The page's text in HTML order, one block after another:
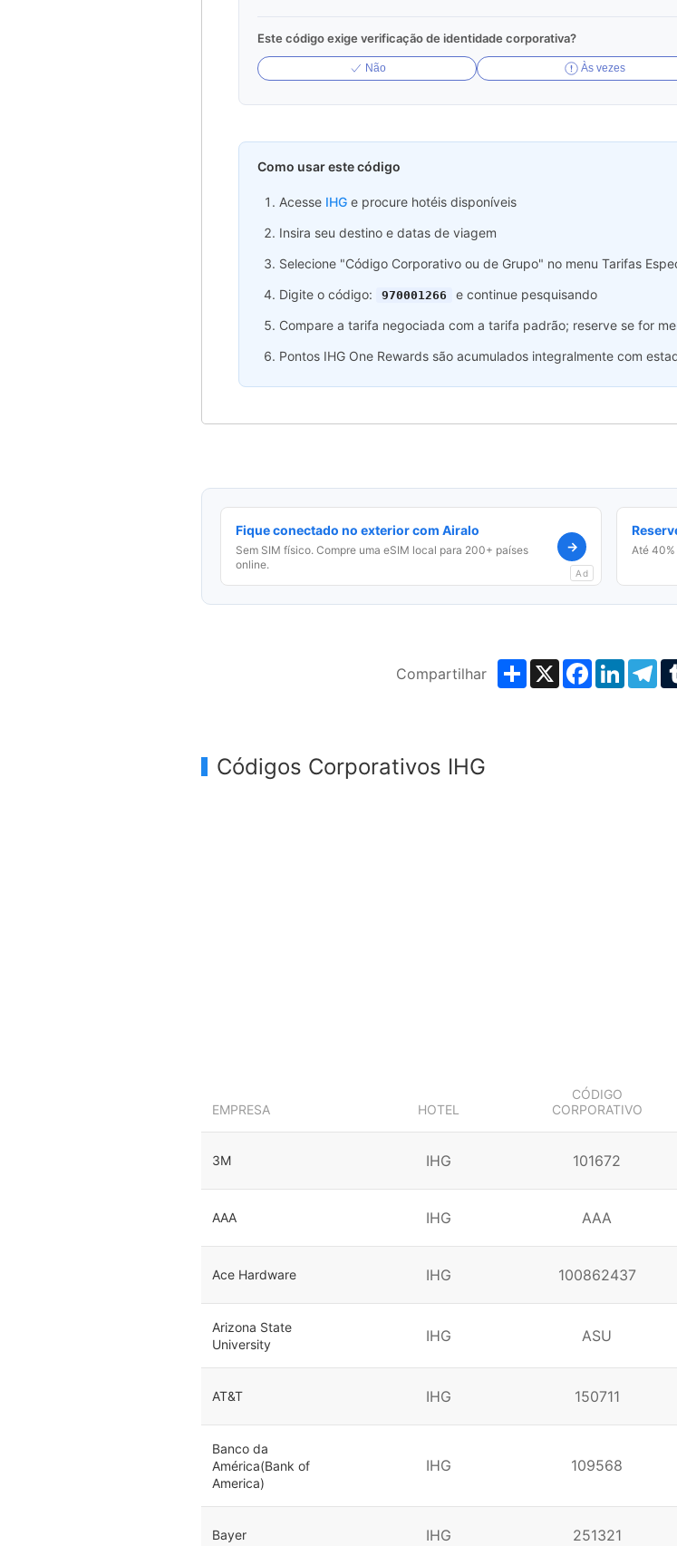
Este código exige verificação de identidade corporativa?
Não Às vezes
Como usar este código
Acesse IHG e procure hotéis disponíveis
Insira seu destino e datas de viagem
Selecione "Código Corporativo ou de Grupo" no menu Tarifas
Digite o código:
970001266
e continue pesquisando
Compare a tarifa negociada com a tarifa padrão; reserve se for
Pontos IHG One Rewards são acumulados integralmente com
Fique conectado no exterior com Airalo
Sem SIM físico. Compre uma eSIM local para 200+ países
online.
→
Ad
Até
Compartilhar ShareX Facebook
Códigos Corporativos IHG
EMPRESA HOTEL
CÓDIGO
CORPORATIVO
3M IHG 101672
AAA IHG AAA
Ace Hardware IHG 100862437
Arizona State
University
IHG ASU
AT&T IHG 150711
Banco da
América(Bank of
America)
IHG 109568
Bayer IHG 251321